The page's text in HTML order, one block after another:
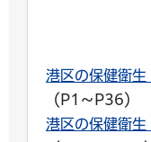
港区の保健衛
（P1～P36）
港区の保健衛